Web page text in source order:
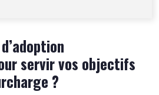
servir vos objectifs
?